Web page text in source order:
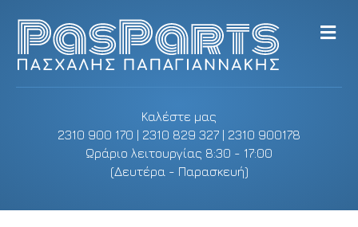
Καλέστε μας
2310 900 170 | 2310 829 327 | 2310 900178
Ωράριο λειτουργίας 8:30 - 17:00
(Δευτέρα - Παρασκευή)
M
e